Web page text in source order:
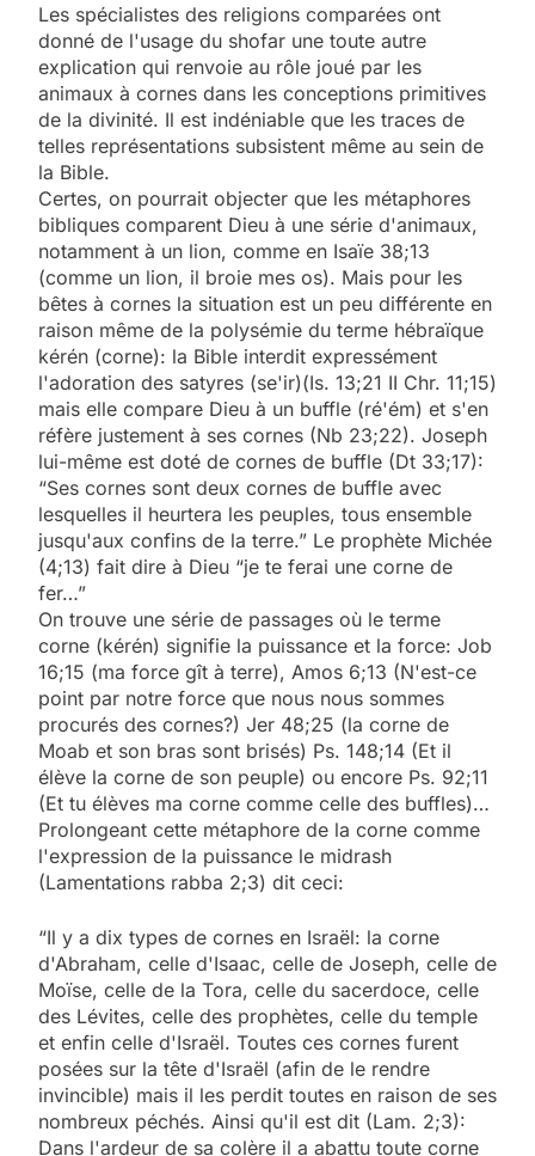
Les spécialistes des religions comparées ont
donné de l'usage du shofar une toute autre
explication qui renvoie au rôle joué par les
animaux à cornes dans les conceptions primitives
de la divinité. Il est indéniable que les traces de
telles représentations subsistent même au sein de
la Bible.
Certes, on pourrait objecter que les métaphores
bibliques comparent Dieu à une série d'animaux,
notamment à un lion, comme en Isaïe 38;13
(comme un lion, il broie mes os). Mais pour les
bêtes à cornes la situation est un peu différente en
raison même de la polysémie du terme hébraïque
kérén (corne): la Bible interdit expressément
l'adoration des satyres (se'ir)(Is. 13;21 II Chr. 11;15)
mais elle compare Dieu à un buffle (ré'ém) et s'en
réfère justement à ses cornes (Nb 23;22). Joseph
lui-même est doté de cornes de buffle (Dt 33;17):
“Ses cornes sont deux cornes de buffle avec
lesquelles il heurtera les peuples, tous ensemble
jusqu'aux confins de la terre.” Le prophète Michée
(4;13) fait dire à Dieu “je te ferai une corne de
fer…”
On trouve une série de passages où le terme
corne (kérén) signifie la puissance et la force: Job
16;15 (ma force gît à terre), Amos 6;13 (N'est-ce
point par notre force que nous nous sommes
procurés des cornes?) Jer 48;25 (la corne de
Moab et son bras sont brisés) Ps. 148;14 (Et il
élève la corne de son peuple) ou encore Ps. 92;11
(Et tu élèves ma corne comme celle des buffles)…
Prolongeant cette métaphore de la corne comme
l'expression de la puissance le midrash
(Lamentations rabba 2;3) dit ceci:
“Il y a dix types de cornes en Israël: la corne
d'Abraham, celle d'Isaac, celle de Joseph, celle de
Moïse, celle de la Tora, celle du sacerdoce, celle
des Lévites, celle des prophètes, celle du temple
et enfin celle d'Israël. Toutes ces cornes furent
posées sur la tête d'Israël (afin de le rendre
invincible) mais il les perdit toutes en raison de ses
nombreux péchés. Ainsi qu'il est dit (Lam. 2;3):
Dans l'ardeur de sa colère il a abattu toute corne